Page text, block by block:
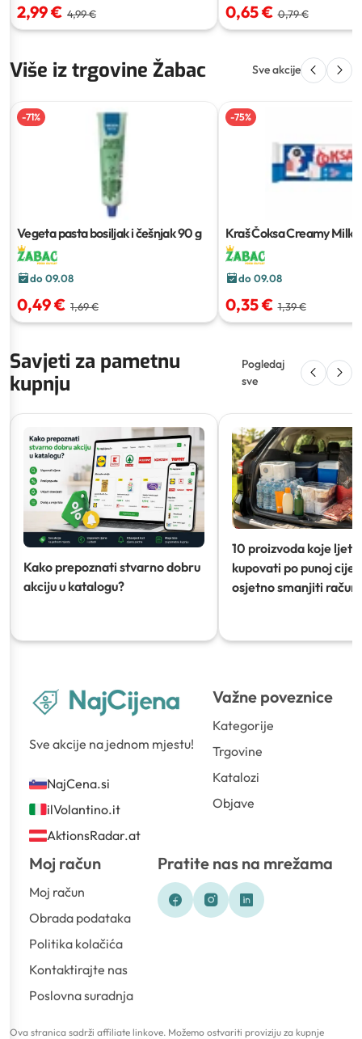
2,99 € 4,99 € 0,65 € 0,79 €
Više iz trgovine Žabac Sve akcije
-71%
Vegeta pasta bosiljak i češnjak90 g
do 09.08
0,49 € 1,69 €
-75%
Kraš Čoksa Creamy Milk
do 09.08
0,35 € 1,39 €
Savjeti za pametnu
kupnju
Pogledaj
sve
Kako prepoznati stvarno dobru
akciju u katalogu?
10 proizvoda koje ljeti
kupovati po punoj
osjetno smanjiti račun)
Sve akcije na jednom mjestu!
NajCena.si
ilVolantino.it
AktionsRadar.at
Važne poveznice
Kategorije
Trgovine
Katalozi
Objave
Moj račun
Moj račun
Obrada podataka
Politika kolačića
Kontaktirajte nas
Poslovna suradnja
Pratite nas na mrežama
Ova stranica sadrži affiliate linkove. Možemo ostvariti proviziju za kupnje